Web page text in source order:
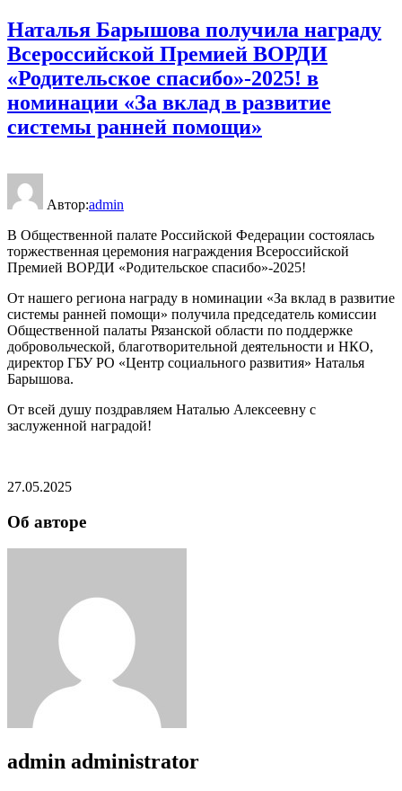
Наталья Барышова получила награду
Всероссийской Премией ВОРДИ
«Родительское спасибо»-2025! в
номинации «За вклад в развитие
системы ранней помощи»
Автор:admin
В Общественной палате Российской Федерации состоялась
торжественная церемония награждения Всероссийской
Премией ВОРДИ «Родительское спасибо»-2025!
От нашего региона награду в номинации «За вклад в развитие
системы ранней помощи» получила председатель комиссии
Общественной палаты Рязанской области по поддержке
добровольческой, благотворительной деятельности и НКО,
директор ГБУ РО «Центр социального развития» Наталья
Барышова.
От всей душу поздравляем Наталью Алексеевну с
заслуженной наградой!
27.05.2025
Об авторе
admin administrator